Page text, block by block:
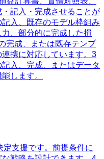
記入・完成させることが
入、既存のモデル枠組み
、部分的に完成した損
完成、または既存テンプ
携に対応しています。3
入、完成、またはデータ
します。
支援です。前提条件に